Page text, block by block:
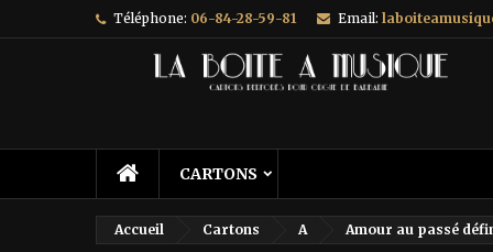
Téléphone: 06-84-28-59-81 Email:
CARTONS
Accueil Cartons A Amour au passé